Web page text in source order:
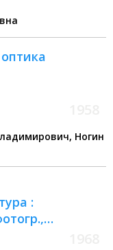
Ногин
: